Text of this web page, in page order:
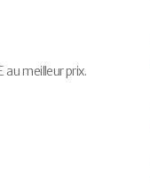
meilleur prix.